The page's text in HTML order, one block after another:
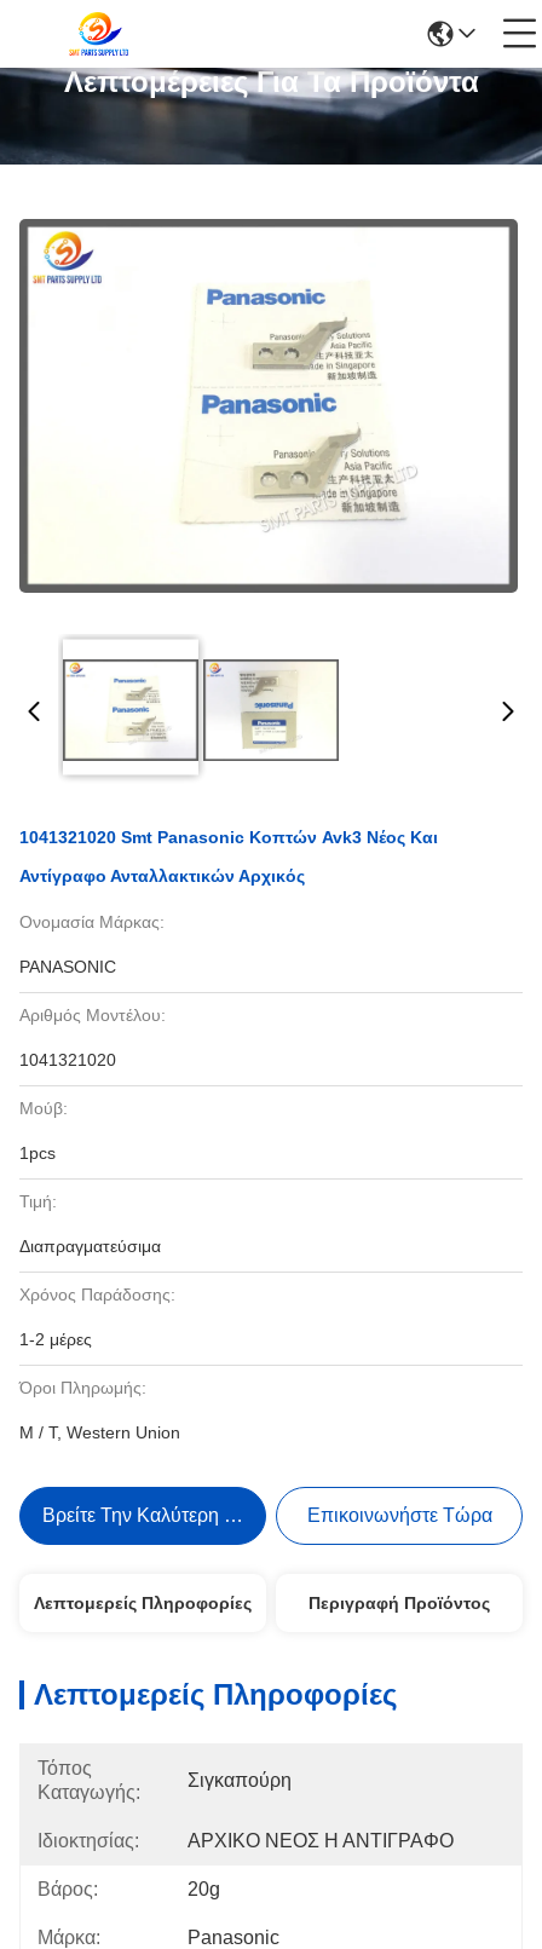
Λεπτομέρειες Για Τα Προϊόντα
1041321020 Smt Panasonic Κοπτών Avk3 Νέος Και
Αντίγραφο Ανταλλακτικών Αρχικός
Ονομασία Μάρκας:
PANASONIC
Αριθμός Μοντέλου:
1041321020
Μούβ:
1pcs
Τιμή:
Διαπραγματεύσιμα
Χρόνος Παράδοσης:
1-2 μέρες
Όροι Πληρωμής:
Μ / Τ, Western Union
Βρείτε Την Καλύτερη Τιμή Επικοινωνήστε Τώρα
Λεπτομερείς Πληροφορίες Περιγραφή Προϊόντος
Λεπτομερείς Πληροφορίες
Τόπος
Καταγωγής:
Σιγκαπούρη
Ιδιοκτησίας: ΑΡΧΙΚΟ ΝΕΟΣ Η ΑΝΤΙΓΡΑΦΟ
Βάρος: 20g
Μάρκα: Panasonic